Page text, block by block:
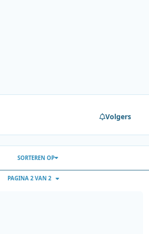
Volgers
PAGINA 2 VAN 2
SORTEREN OP